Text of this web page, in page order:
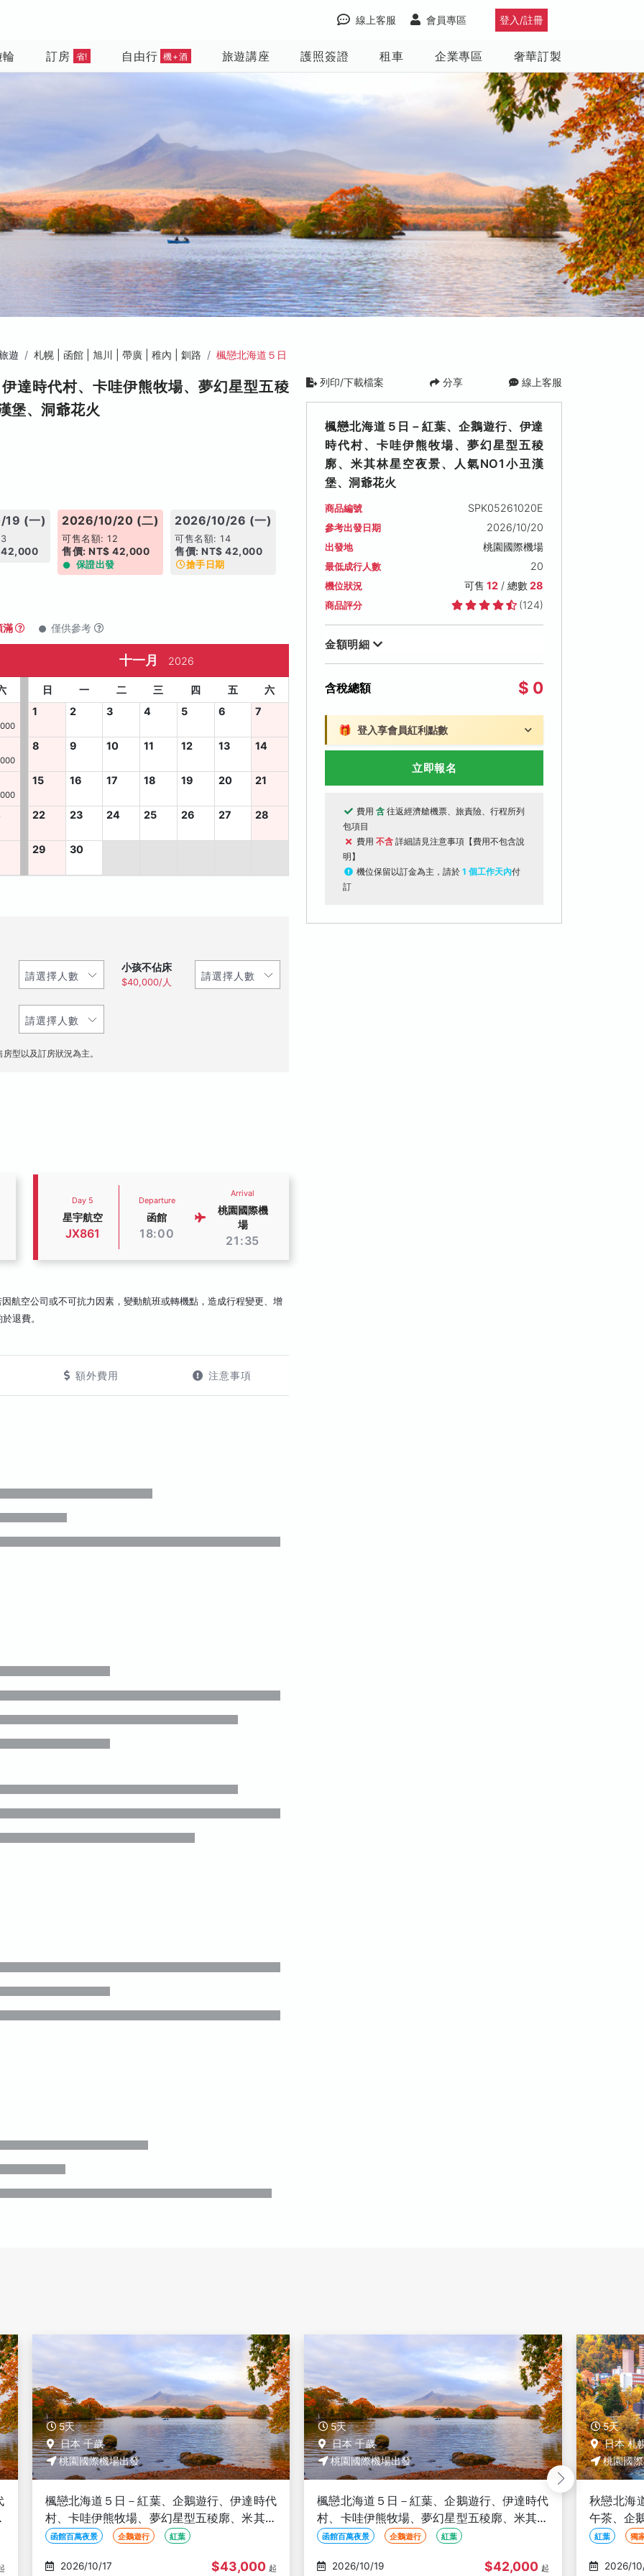
登入/註冊
會員專區
線上客服
訂房 省! 自由行 機+酒 旅遊講座 護照簽證 租車 企業專區 奢華訂製
遊 札幌 | 函館 | 旭川 | 帶廣 | 稚內 | 釧路 楓戀北海道５日
達時代村、卡哇伊熊牧場、夢幻星型五稜
堡、洞爺花火
19 (一)
42,000
2026/10/20 (二)
可售名額: 12
售價: NT$ 42,000
保證出發
2026/10/26 (一)
可售名額: 14
售價: NT$ 42,000
搶手日期
滿 僅供參考
十一月 2026
日 一 二 三 四 五
六
1
2 3 4 5 6 7
8 9 10 11 12 13 14
15 16 17 18 19 20 21
22 23 24 25 26 27 28
29 30
小孩不佔床
$40,000/人
型以及訂房狀況為主。
Day 5
星宇航空
JX861
Departure
函館
18:00
Arrival
桃園國際機
場
21:35
航空公司或不可抗力因素，變動航班或轉機點，造成行程變更、增
退費。
額外費用 注意事項
列印/下載檔案 分享 線上客服
楓戀北海道５日－紅葉、企鵝遊行、伊達
時代村、卡哇伊熊牧場、夢幻星型五稜
廓、米其林星空夜景、人氣NO1小丑漢
堡、洞爺花火
商品編號 SPK05261020E
參考出發日期 2026/10/20
出發地 桃園國際機場
最低成行人數 20
機位狀況 可售 12/ 總數28
商品評分 (124)
金額明細
含稅總額 $ 0
🎁 登入享會員紅利點數
立即報名
費用 含 往返經濟艙機票、旅責險、行程所列
包項目
費用 不含 詳細請見注意事項【費用不包含說
明】
機位保留以訂金為主，請於 1 個工作天內付
訂
5天
日本 千歲
桃園國際機場出發
楓戀北海道５日－紅葉、企鵝遊行、伊達時代
村、卡哇伊熊牧場、夢幻星型五稜廓、米其林
星空夜景、人氣NO1小丑漢堡、洞爺花火
函館百萬夜景 企鵝遊行 紅葉
2026/10/19 $42,000 起
5天
日本 札幌
桃園國際機場出發
秋戀北海道５日－紅葉、獨家洞爺直升機+下
午茶、企鵝漫步、熊出沒、函館星空夜景、星
空喫茶店、螃蟹壽司、海膽、三大螃蟹放題
紅葉 獨家洞爺直升機 三大螃蟹放題
2026/10/20 $51,000 起
6天
日本 千
桃園國
楓戀北海
哇伊熊牧
漢堡、河
函館百萬夜景
2026/